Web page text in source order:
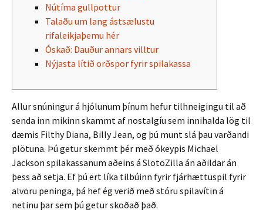
Nútíma gullpottur
Talaðu um lang ástsælustu
rifaleikjaþemu hér
Óskað: Dauður annars villtur
Nýjasta lítið orðspor fyrir spilakassa
Allur snúningur á hjólunum þínum hefur tilhneigingu til að
senda inn mikinn skammt af nostalgíu sem innihalda lög til
dæmis Filthy Diana, Billy Jean, og þú munt slá þau varðandi
plötuna. Þú getur skemmt þér með ókeypis Michael
Jackson spilakassanum aðeins á SlotoZilla án aðildar án
þess að setja. Ef þú ert líka tilbúinn fyrir fjárhættuspil fyrir
alvöru peninga, þá hef ég verið með stóru spilavítin á
netinu þar sem þú getur skoðað það.